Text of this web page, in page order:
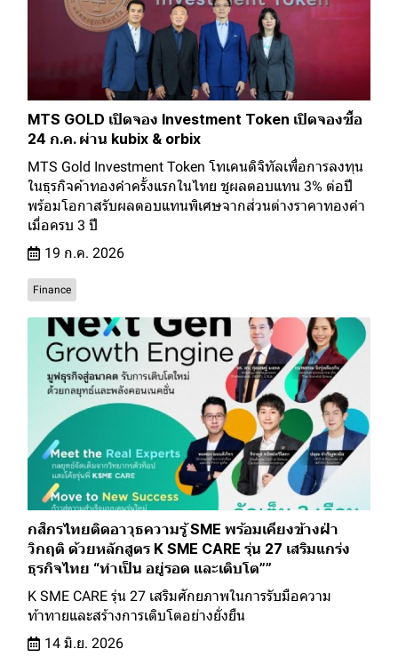
MTS GOLD เปิดจอง Investment Token เปิดจองซื้อ
24 ก.ค. ผ่าน kubix & orbix
MTS Gold Investment Token โทเคนดิจิทัลเพื่อการลงทุน
ในธุรกิจค้าทองคำครั้งแรกในไทย ชูผลตอบแทน 3% ต่อปี
พร้อมโอกาสรับผลตอบแทนพิเศษจากส่วนต่างราคาทองคำ
เมื่อครบ 3 ปี
19 ก.ค. 2026
Finance
กสิกรไทยติดอาวุธความรู้ SME พร้อมเคียงข้างฝ่า
วิกฤติ ด้วยหลักสูตร K SME CARE รุ่น 27 เสริมแกร่ง
ธุรกิจไทย “ทำเป็น อยู่รอด และเติบโต””
K SME CARE รุ่น 27 เสริมศักยภาพในการรับมือความ
ท้าทายและสร้างการเติบโตอย่างยั่งยืน
14 มิ.ย. 2026